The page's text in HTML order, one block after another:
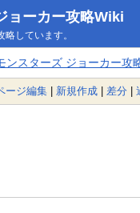
ョーカー攻略Wiki
しています。
ンスターズ ジョーカー攻
ージ編集 | 新規作成 | 差分 |